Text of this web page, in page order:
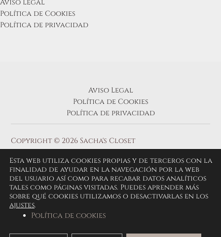
Aviso Legal
Política de Cookies
Política de privacidad
Aviso Legal
Política de Cookies
Política de privacidad
Copyright © 2026 Sacha's Closet
Esta web utiliza cookies propias y de terceros con la
finalidad de ayudar en la navegación por la web
del usuario así como para recabar datos analíticos
tales como páginas visitadas. Puedes aprender más
sobre qué cookies utilizamos o desactivarlas en los
ajustes.
Política de cookies